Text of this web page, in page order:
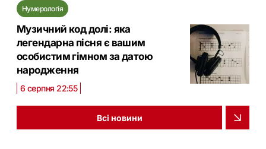
Нумерологія
Музичний код долі: яка
легендарна пісня є вашим
особистим гімном за датою
народження
6 серпня 22:55
Всі новини